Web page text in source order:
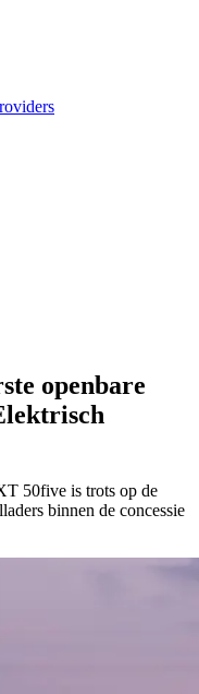
openbare
50five is trots op de
binnen de concessie